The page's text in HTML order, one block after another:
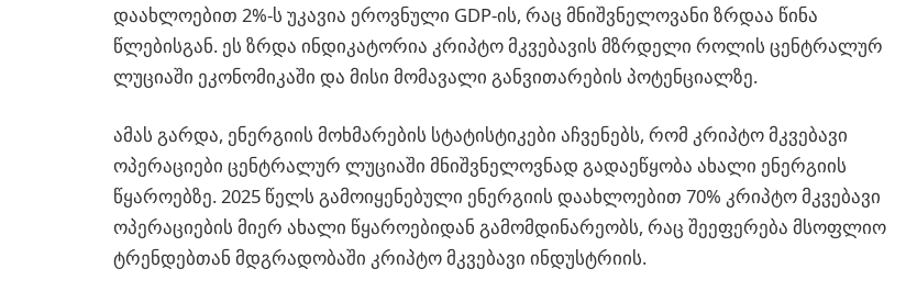
დაახლოებით 2%-ს უკავია ეროვნული GDP-ის, რაც მნიშვნელოვანი ზრდაა წინა
წლებისგან. ეს ზრდა ინდიკატორია კრიპტო მკვებავის მზრდელი როლის ცენტრალურ
ლუციაში ეკონომიკაში და მისი მომავალი განვითარების პოტენციალზე.
ამას გარდა, ენერგიის მოხმარების სტატისტიკები აჩვენებს, რომ კრიპტო მკვებავი
ოპერაციები ცენტრალურ ლუციაში მნიშვნელოვნად გადაეწყობა ახალი ენერგიის
წყაროებზე. 2025 წელს გამოიყენებული ენერგიის დაახლოებით 70% კრიპტო მკვებავი
ოპერაციების მიერ ახალი წყაროებიდან გამომდინარეობს, რაც შეეფერება მსოფლიო
ტრენდებთან მდგრადობაში კრიპტო მკვებავი ინდუსტრიის.